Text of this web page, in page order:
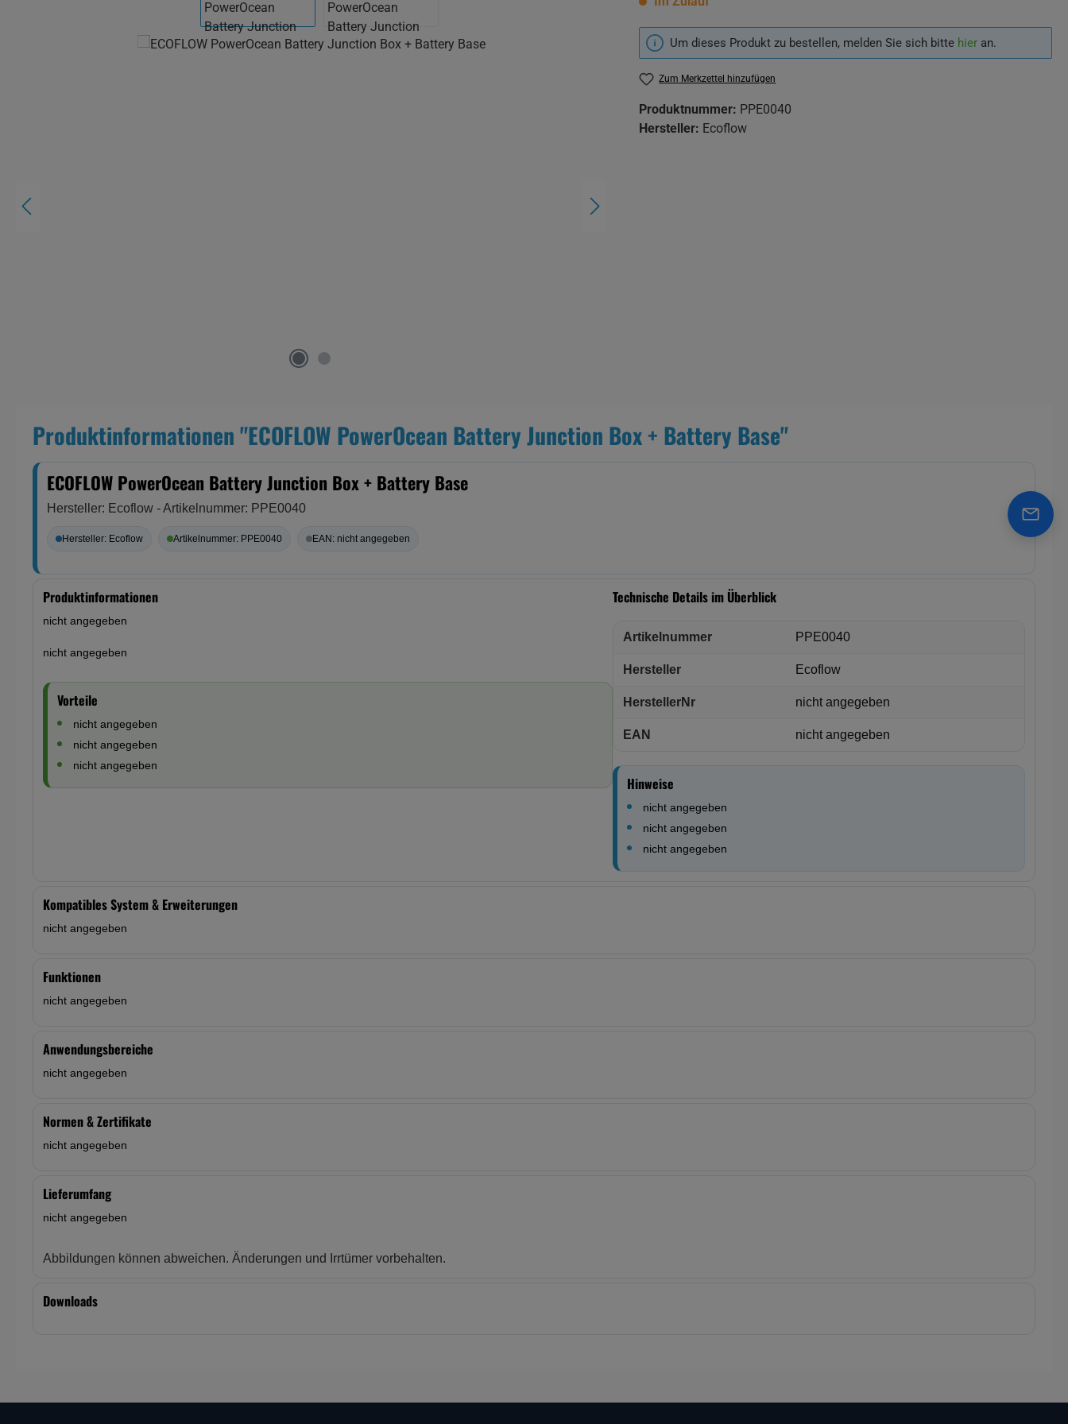
Um dieses Produkt zu bestellen, melden Sie sich bitte hier an.
Zum Merkzettel hinzufügen
Produktnummer: PPE0040
Hersteller: Ecoflow
Produktinformationen "ECOFLOW PowerOcean Battery Junction Box + Battery Base"
ECOFLOW PowerOcean Battery Junction Box + Battery Base
Hersteller: Ecoflow - Artikelnummer: PPE0040
Hersteller: Ecoflow Artikelnummer: PPE0040 EAN: nicht angegeben
Produktinformationen
nicht angegeben
nicht angegeben
Vorteile
nicht angegeben
nicht angegeben
nicht angegeben
Technische Details im Überblick
Artikelnummer PPE0040
Hersteller Ecoflow
HerstellerNr nicht angegeben
EAN nicht angegeben
Hinweise
nicht angegeben
nicht angegeben
nicht angegeben
Kompatibles System & Erweiterungen
nicht angegeben
Funktionen
nicht angegeben
Anwendungsbereiche
nicht angegeben
Normen & Zertifikate
nicht angegeben
Lieferumfang
nicht angegeben
Abbildungen können abweichen. Änderungen und Irrtümer vorbehalten.
Downloads